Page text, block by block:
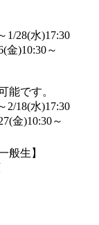
1/28(水)17:30
金)10:30～
能です。
2/18(水)17:30
金)10:30～
般生】